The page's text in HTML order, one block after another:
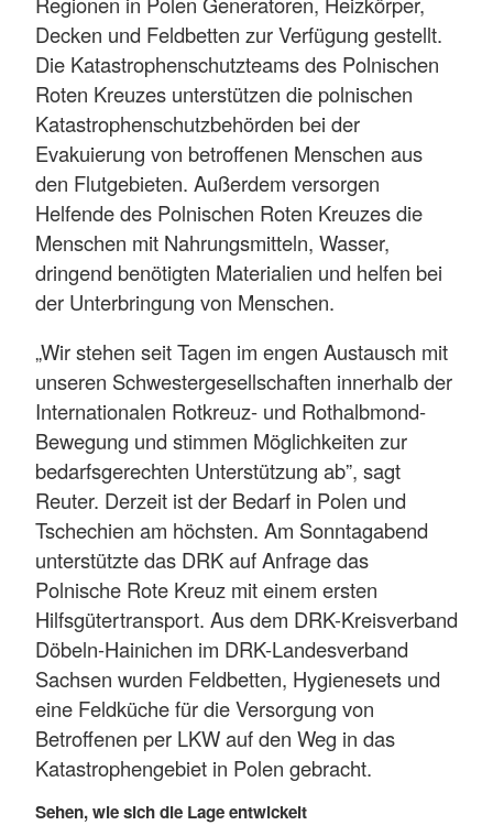
Decken und Feldbetten zur Verfügung gestellt.
Die Katastrophenschutzteams des Polnischen
Roten Kreuzes unterstützen die polnischen
Katastrophenschutzbehörden bei der
Evakuierung von betroffenen Menschen aus
den Flutgebieten. Außerdem versorgen
Helfende des Polnischen Roten Kreuzes die
Menschen mit Nahrungsmitteln, Wasser,
dringend benötigten Materialien und helfen bei
der Unterbringung von Menschen.
„Wir stehen seit Tagen im engen Austausch mit
unseren Schwestergesellschaften innerhalb der
Internationalen Rotkreuz- und Rothalbmond-
Bewegung und stimmen Möglichkeiten zur
bedarfsgerechten Unterstützung ab”, sagt
Reuter. Derzeit ist der Bedarf in Polen und
Tschechien am höchsten. Am Sonntagabend
unterstützte das DRK auf Anfrage das
Polnische Rote Kreuz mit einem ersten
Hilfsgütertransport. Aus dem DRK-Kreisverband
Döbeln-Hainichen im DRK-Landesverband
Sachsen wurden Feldbetten, Hygienesets und
eine Feldküche für die Versorgung von
Betroffenen per LKW auf den Weg in das
Katastrophengebiet in Polen gebracht.
Sehen, wie sich die Lage entwickelt